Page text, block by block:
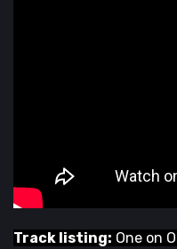
Track listing: One on